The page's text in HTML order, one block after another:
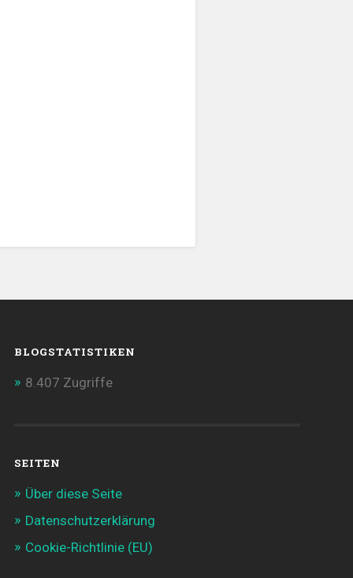
BLOGSTATISTIKEN
8.407 Zugriffe
SEITEN
Über diese Seite
Datenschutzerklärung
Cookie-Richtlinie (EU)